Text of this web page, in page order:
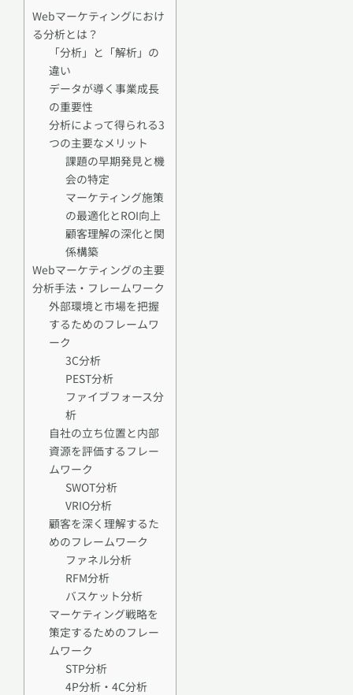
Webマーケティングにおけ
る分析とは？
「分析」と「解析」の
違い
データが導く事業成長
の重要性
分析によって得られる3
つの主要なメリット
課題の早期発見と機
会の特定
マーケティング施策
の最適化とROI向上
顧客理解の深化と関
係構築
Webマーケティングの主要
分析手法・フレームワーク
外部環境と市場を把握
するためのフレームワ
ーク
3C分析
PEST分析
ファイブフォース分
析
自社の立ち位置と内部
資源を評価するフレー
ムワーク
SWOT分析
VRIO分析
顧客を深く理解するた
めのフレームワーク
ファネル分析
RFM分析
バスケット分析
マーケティング戦略を
策定するためのフレー
ムワーク
STP分析
4P分析・4C分析